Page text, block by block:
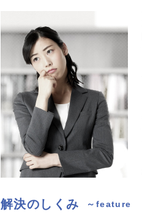
解決のしくみ ～feature